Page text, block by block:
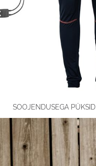
SOOJENDUSEGA PÜKSID